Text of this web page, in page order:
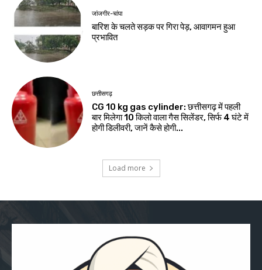
जांजगीर-चांपा
बारिश के चलते सड़क पर गिरा पेड़, आवागमन हुआ
प्रभावित
छत्तीसगढ़
CG 10 kg gas cylinder: छत्तीसगढ़ में पहली
बार मिलेगा 10 किलो वाला गैस सिलेंडर, सिर्फ 4 घंटे में
होगी डिलीवरी, जानें कैसे होगी...
Load more